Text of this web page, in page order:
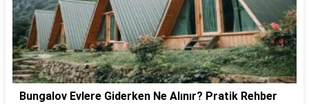
Bungalov Evlere Giderken Ne Alınır? Pratik Rehber